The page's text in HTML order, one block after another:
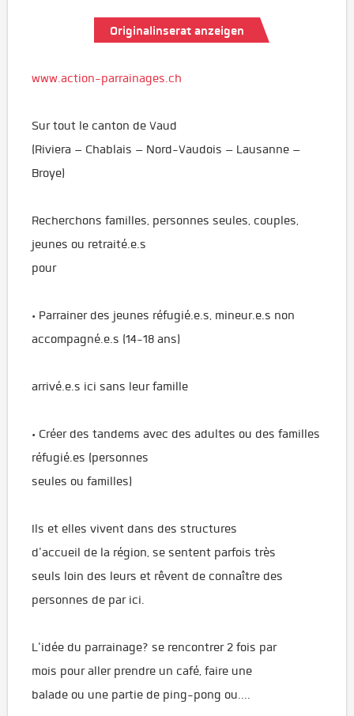
Originalinserat anzeigen
www.action-parrainages.ch
Sur tout le canton de Vaud
(Riviera – Chablais – Nord-Vaudois – Lausanne –
Broye)
Recherchons familles, personnes seules, couples,
jeunes ou retraité.e.s
pour
• Parrainer des jeunes réfugié.e.s, mineur.e.s non
accompagné.e.s (14-18 ans)
arrivé.e.s ici sans leur famille
• Créer des tandems avec des adultes ou des familles
réfugié.es (personnes
seules ou familles)
Ils et elles vivent dans des structures
d'accueil de la région, se sentent parfois très
seuls loin des leurs et rêvent de connaître des
personnes de par ici.
L'idée du parrainage? se rencontrer 2 fois par
mois pour aller prendre un café, faire une
balade ou une partie de ping-pong ou....